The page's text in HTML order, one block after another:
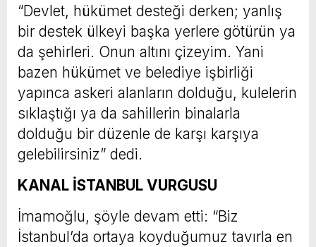
“Devlet, hükümet desteği derken; yanlış
bir destek ülkeyi başka yerlere götürün ya
da şehirleri. Onun altını çizeyim. Yani
bazen hükümet ve belediye işbirliği
yapınca askeri alanların dolduğu, kulelerin
sıklaştığı ya da sahillerin binalarla
dolduğu bir düzenle de karşı karşıya
gelebilirsiniz” dedi.
KANAL İSTANBUL VURGUSU
İmamoğlu, şöyle devam etti: “Biz
İstanbul’da ortaya koyduğumuz tavırla en